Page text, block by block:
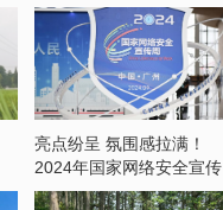
亮点纷呈 氛围感拉满！
2024年国家网络安全宣传
周开启